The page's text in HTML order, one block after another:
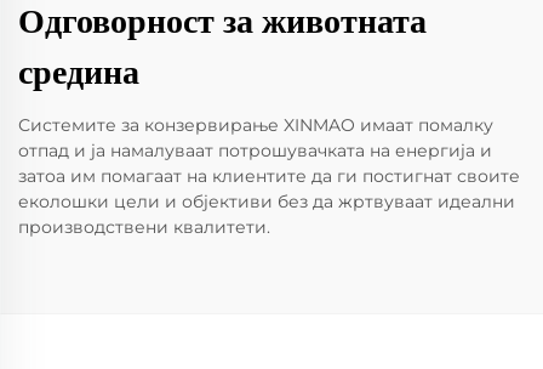
Одговорност за животната
средина
Системите за конзервирање XINMAO имаат помалку
отпад и ја намалуваат потрошувачката на енергија и
затоа им помагаат на клиентите да ги постигнат своите
еколошки цели и објективи без да жртвуваат идеални
производствени квалитети.